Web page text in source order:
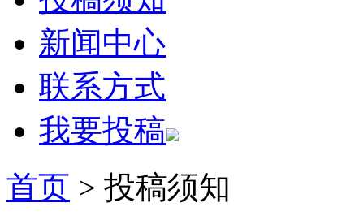
新闻中心
联系方式
我要投稿
首页 > 投稿须知